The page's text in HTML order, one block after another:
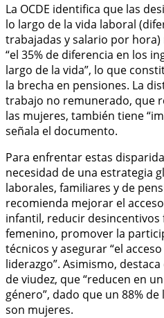
La OCDE identifica que las
lo largo de la vida laboral
trabajadas y salario por
“el 35% de diferencia en los
largo de la vida”, lo que
la brecha en pensiones. La
trabajo no remunerado, que
las mujeres, también tiene
señala el documento.
Para enfrentar estas
necesidad de una estrategia
laborales, familiares y de
recomienda mejorar el
infantil, reducir desincentivos
femenino, promover la
técnicos y asegurar “el
liderazgo”. Asimismo,
de viudez, que “reducen en
género”, dado que un 88%
son mujeres.